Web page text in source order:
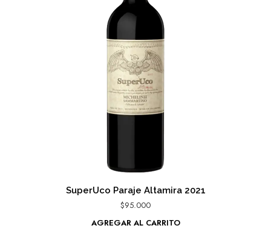
SuperUco Paraje Altamira 2021
$95.000
AGREGAR AL CARRITO